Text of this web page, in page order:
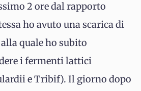
2 ore dal rapporto
ho avuto una scarica di
quale ho subito
i fermenti lattici
e Tribif). Il giorno dopo